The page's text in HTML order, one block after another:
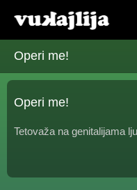
Operi me!
Operi me!
Tetovaža na genitalijama